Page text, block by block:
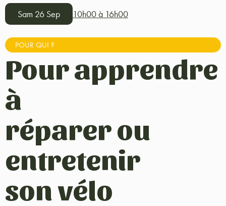
Sam 26 Sep 10h00 à 16h00
POUR QUI ?
Pour apprendre
à
réparer ou
entretenir
son vélo